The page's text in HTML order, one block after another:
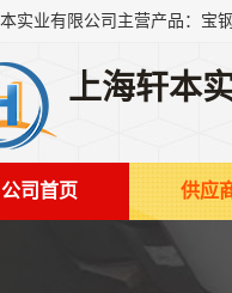
上海轩本
公司首页 供应